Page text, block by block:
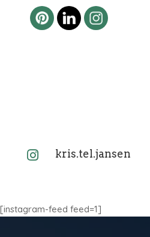
 kris.tel.jansen
[instagram-feed feed=1]